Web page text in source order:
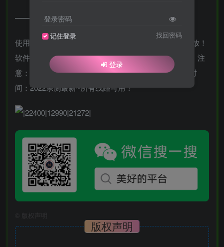
———————————————————————–
使用说明：点击ipmama破解版–然后免费登录–即可奔放！
软件已更新官方最新3.6版，可用所有线路，非常好用！注
意：直接用免费帐号登录 ，切勿点击注册帐号！更新时
间：2022亲测最新~所有线路可用！
版权声明
版权声明
登录密码
记住登录 找回密码
登录